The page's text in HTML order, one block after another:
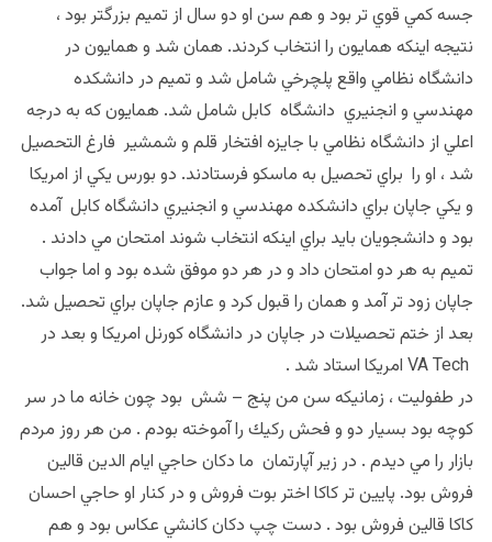
جسه كمي قوي تر بود و هم سن او دو سال از تميم بزرگتر بود ،
نتيجه اينكه همايون را انتخاب كردند. همان شد و همايون در
دانشگاه نظامي واقع پلچرخي شامل شد و تميم در دانشكده
مهندسي و انجنيري دانشگاه كابل شامل شد. همايون كه به درجه
اعلي از دانشگاه نظامي با جايزه افتخار قلم و شمشير فارغ التحصيل
شد ، او را براي تحصيل به ماسكو فرستادند. دو بورس يكي از امريكا
و يكي جاپان براي دانشكده مهندسي و انجنيري دانشگاه كابل آمده
بود و دانشجويان بايد براي اينكه انتخاب شوند امتحان مي دادند .
تميم به هر دو امتحان داد و در هر دو موفق شده بود و اما جواب
جاپان زود تر آمد و همان را قبول كرد و عازم جاپان براي تحصيل شد.
بعد از ختم تحصيلات در جاپان در دانشگاه كورنل امريكا و بعد در
در طفوليت ، زمانيكه سن من پنج – شش بود چون خانه ما در سر
كوچه بود بسيار دو و فحش ركيك را آموخته بودم . من هر روز مردم
بازار را مي ديدم . در زير آپارتمان ما دكان حاجي ايام الدين قالين
فروش بود. پايين تر كاكا اختر بوت فروش و در كنار او حاجي احسان
كاكا قالين فروش بود . دست چپ دكان كانشي عكاس بود و هم